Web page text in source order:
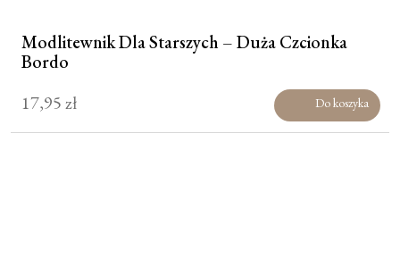
Modlitewnik Dla Starszych – Duża Czcionka
Bordo
17,95zł Do koszyka